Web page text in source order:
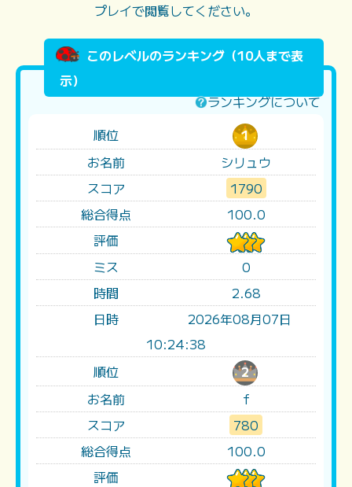
プレイで閲覧してください。
ランキングについて
示）
順位
1
お名前
シリュウ
スコア
1790
総合得点
100.0
評価
ミス
0
時間
2.68
日時
2026年08月07日
10:24:38
順位
2
お名前
f
スコア
780
総合得点
100.0
評価